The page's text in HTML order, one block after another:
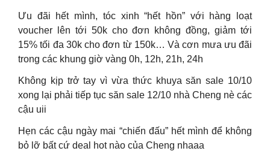
Ưu đãi hết mình, tóc xinh “hết hồn” với hàng loạt
voucher lên tới 50k cho đơn không đồng, giảm tới
15% tối đa 30k cho đơn từ 150k… Và cơn mưa ưu đãi
trong các khung giờ vàng 0h, 12h, 21h, 24h
Không kịp trở tay vì vừa thức khuya săn sale 10/10
xong lại phải tiếp tục săn sale 12/10 nhà Cheng nè các
cậu uii
Hẹn các cậu ngày mai “chiến đấu” hết mình để không
bỏ lỡ bất cứ deal hot nào của Cheng nhaaa